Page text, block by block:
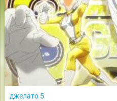
джелато 5